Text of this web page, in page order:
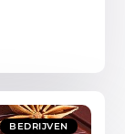
BEDRIJVEN